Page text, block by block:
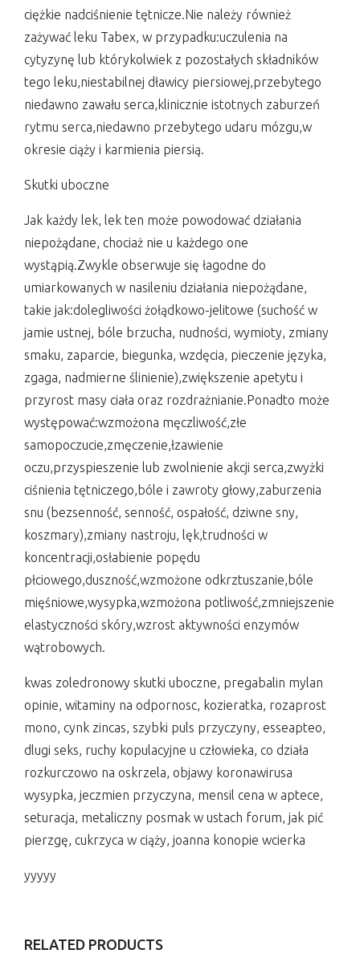
ciężkie nadciśnienie tętnicze.Nie należy również
zażywać leku Tabex, w przypadku:uczulenia na
cytyzynę lub którykolwiek z pozostałych składników
tego leku,niestabilnej dławicy piersiowej,przebytego
niedawno zawału serca,klinicznie istotnych zaburzeń
rytmu serca,niedawno przebytego udaru mózgu,w
okresie ciąży i karmienia piersią.
Skutki uboczne
Jak każdy lek, lek ten może powodować działania
niepożądane, chociaż nie u każdego one
wystąpią.Zwykle obserwuje się łagodne do
umiarkowanych w nasileniu działania niepożądane,
takie jak:dolegliwości żołądkowo-jelitowe (suchość w
jamie ustnej, bóle brzucha, nudności, wymioty, zmiany
smaku, zaparcie, biegunka, wzdęcia, pieczenie języka,
zgaga, nadmierne ślinienie),zwiększenie apetytu i
przyrost masy ciała oraz rozdrażnianie.Ponadto może
występować:wzmożona męczliwość,złe
samopoczucie,zmęczenie,łzawienie
oczu,przyspieszenie lub zwolnienie akcji serca,zwyżki
ciśnienia tętniczego,bóle i zawroty głowy,zaburzenia
snu (bezsenność, senność, ospałość, dziwne sny,
koszmary),zmiany nastroju, lęk,trudności w
koncentracji,osłabienie popędu
płciowego,duszność,wzmożone odkrztuszanie,bóle
mięśniowe,wysypka,wzmożona potliwość,zmniejszenie
elastyczności skóry,wzrost aktywności enzymów
wątrobowych.
kwas zoledronowy skutki uboczne, pregabalin mylan
opinie, witaminy na odpornosc, kozieratka, rozaprost
mono, cynk zincas, szybki puls przyczyny, esseapteo,
dlugi seks, ruchy kopulacyjne u człowieka, co działa
rozkurczowo na oskrzela, objawy koronawirusa
wysypka, jeczmien przyczyna, mensil cena w aptece,
seturacja, metaliczny posmak w ustach forum, jak pić
pierzgę, cukrzyca w ciąży, joanna konopie wcierka
yyyyy
RELATED PRODUCTS